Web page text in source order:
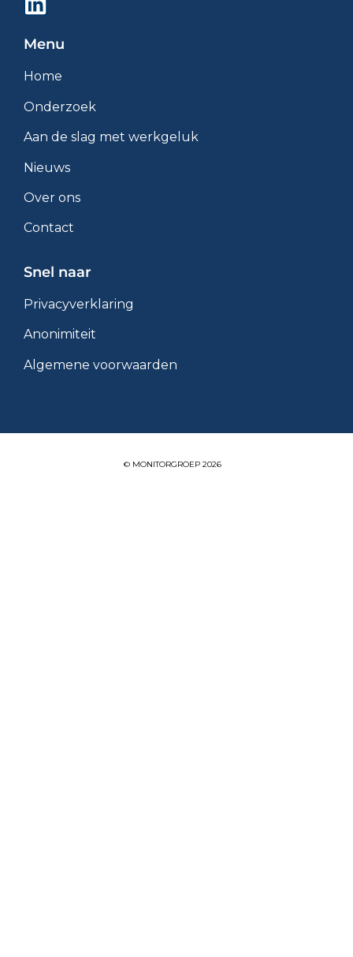
Menu
Home
Onderzoek
Aan de slag met werkgeluk
Nieuws
Over ons
Contact
Snel naar
Privacyverklaring
Anonimiteit
Algemene voorwaarden
© MONITORGROEP 2026